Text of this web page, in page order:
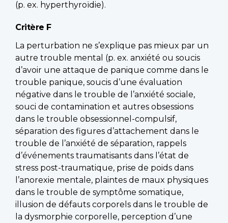
(p. ex. hyperthyroïdie).
Critère F
La perturbation ne s’explique pas mieux par un
autre trouble mental (p. ex. anxiété ou soucis
d’avoir une attaque de panique comme dans le
trouble panique, soucis d’une évaluation
négative dans le trouble de l’anxiété sociale,
souci de contamination et autres obsessions
dans le trouble obsessionnel-compulsif,
séparation des figures d’attachement dans le
trouble de l’anxiété de séparation, rappels
d’événements traumatisants dans l’état de
stress post-traumatique, prise de poids dans
l’anorexie mentale, plaintes de maux physiques
dans le trouble de symptôme somatique,
illusion de défauts corporels dans le trouble de
la dysmorphie corporelle, perception d’une